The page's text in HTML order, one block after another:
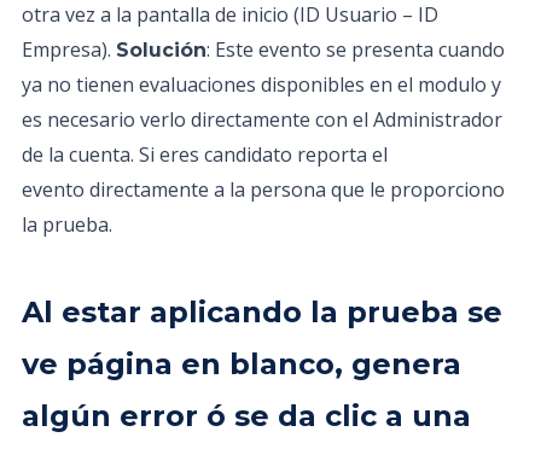
otra vez a la pantalla de inicio (ID Usuario – ID
Empresa). Solución: Este evento se presenta cuando
ya no tienen evaluaciones disponibles en el modulo y
es necesario verlo directamente con el Administrador
de la cuenta. Si eres candidato reporta el
evento directamente a la persona que le proporciono
la prueba.
Al estar aplicando la prueba se
ve página en blanco, genera
algún error ó se da clic a una